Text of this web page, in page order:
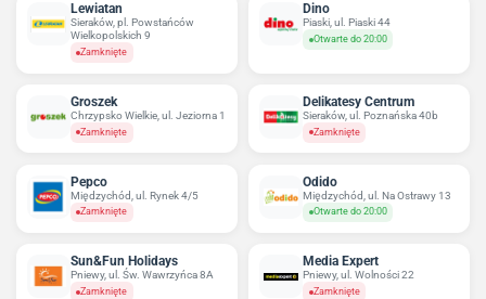
Lewiatan
Sieraków, pl. Powstańców
Wielkopolskich 9
Zamknięte
Dino
Piaski, ul. Piaski 44
Otwarte do 20:00
Groszek
Chrzypsko Wielkie, ul. Jeziorna 1
Zamknięte
Delikatesy Centrum
Sieraków, ul. Poznańska 40b
Zamknięte
Pepco
Międzychód, ul. Rynek 4/5
Zamknięte
Odido
Międzychód, ul. Na Ostrawy 13
Otwarte do 20:00
Sun&Fun Holidays
Pniewy, ul. Św. Wawrzyńca 8A
Zamknięte
Media Expert
Pniewy, ul. Wolności 22
Zamknięte